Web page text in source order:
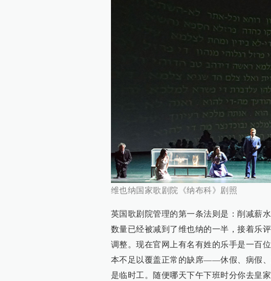
维也纳国家歌剧院《纳布科》剧照
英国歌剧院管理的第一条法则是：削减薪
数量已经被减到了维也纳的一半，接着乐
调整。现在官网上有名有姓的乐手是一百
本不足以覆盖正常的缺席——休假、病假
是临时工。随便哪天下午下班时分你去皇